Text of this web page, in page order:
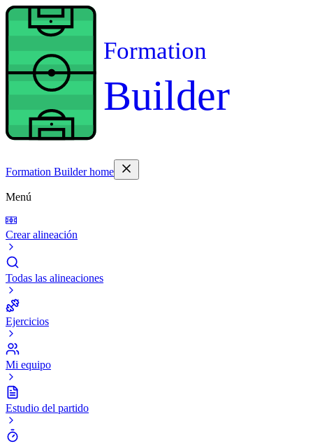
Formation
Builder
Formation Builder home
Menú
Crear alineación
Todas las alineaciones
Ejercicios
Mi equipo
Estudio del partido